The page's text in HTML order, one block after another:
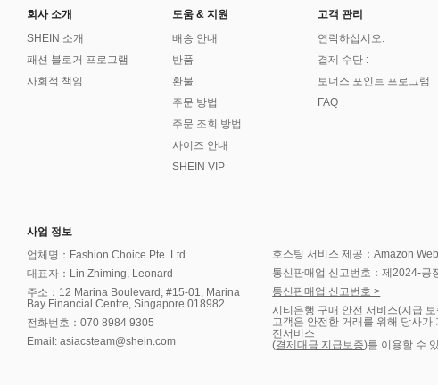
회사 소개
SHEIN 소개
패션 블로거 프로그램
사회적 책임
도움 & 지원
배송 안내
반품
환불
주문 방법
주문 조회 방법
사이즈 안내
SHEIN VIP
고객 관리
연락하십시오.
결제 수단 :
보너스 포인트 프로그램
FAQ
사업 정보
업체명：Fashion Choice Pte. Ltd.
대표자：Lin Zhiming, Leonard
주소：12 Marina Boulevard, #15-01, Marina
Bay Financial Centre, Singapore 018982
전화번호：070 8984 9305
Email: asiacsteam@shein.com
호스팅 서비스 제공：Amazon
통신판매업 신고번호：제2024-공
통신판매업 신고번호 >
시티은행 구매 안전 서비스(지급 보
고객은 안전한 거래를 위해 당사가
전서비스
(결제대금 지급보증)를 이용할 수